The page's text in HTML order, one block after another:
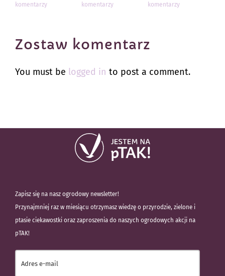
komentarzy
komentarzy
komentarzy
Zostaw komentarz
You must be logged in to post a comment.
Zapisz się na nasz ogrodowy newsletter!
Przynajmniej raz w miesiącu otrzymasz wiedzę o przyrodzie, zielone i
ptasie ciekawostki oraz zaproszenia do naszych ogrodowych akcji na
pTAK!